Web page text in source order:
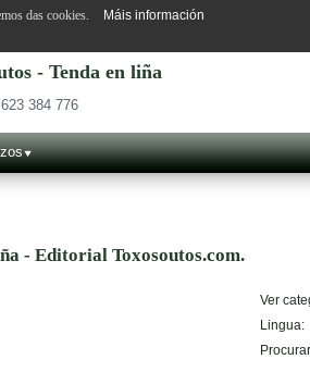
- Tenda en liña
623 384 776
- Editorial Toxosoutos.com.
Ver
Lingua:
das cookies. Máis información